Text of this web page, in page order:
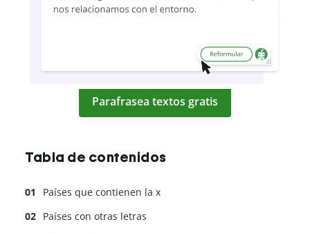
Parafrasea textos gratis
Tabla de contenidos
Países que contienen la x
Países con otras letras